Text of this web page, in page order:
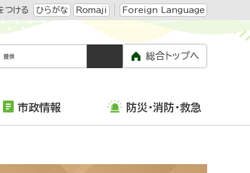
つける ひらがな Romaji Foreign Language
総合トップへ
市政情報 防災・消防・救急